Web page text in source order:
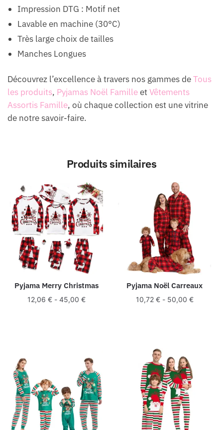
Impression DTG : Motif net
Lavable en machine (30°C)
Très large choix de tailles
Manches Longues
Découvrez l’excellence à travers nos gammes deTous
les produits, Pyjamas Noël FamilleetVêtements
Assortis Famille, où chaque collection est une vitrine
de notre savoir-faire.
Produits similaires
Pyjama Merry Christmas
12,06€ -45,00€
Pyjama Noël Carreaux
10,72 €- 50,00 €